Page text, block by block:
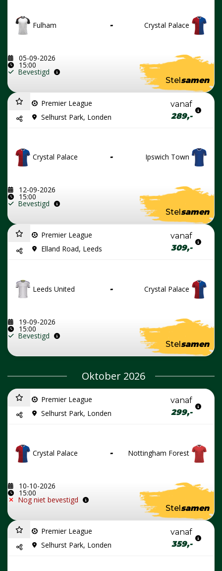
Fulham - Crystal Palace
05-09-2026
15:00
Bevestigd
Stelsamen
Premier League
Selhurst Park, Londen
vanaf
289,-
Crystal Palace - Ipswich Town
12-09-2026
15:00
Bevestigd
Stelsamen
Premier League
Elland Road, Leeds
vanaf
309,-
Leeds United - Crystal Palace
19-09-2026
15:00
Bevestigd
Stelsamen
Oktober 2026
Premier League
Selhurst Park, Londen
vanaf
299,-
Crystal Palace - Nottingham Forest
10-10-2026
15:00
Nog niet bevestigd
Stelsamen
Premier League
Selhurst Park, Londen
vanaf
359,-